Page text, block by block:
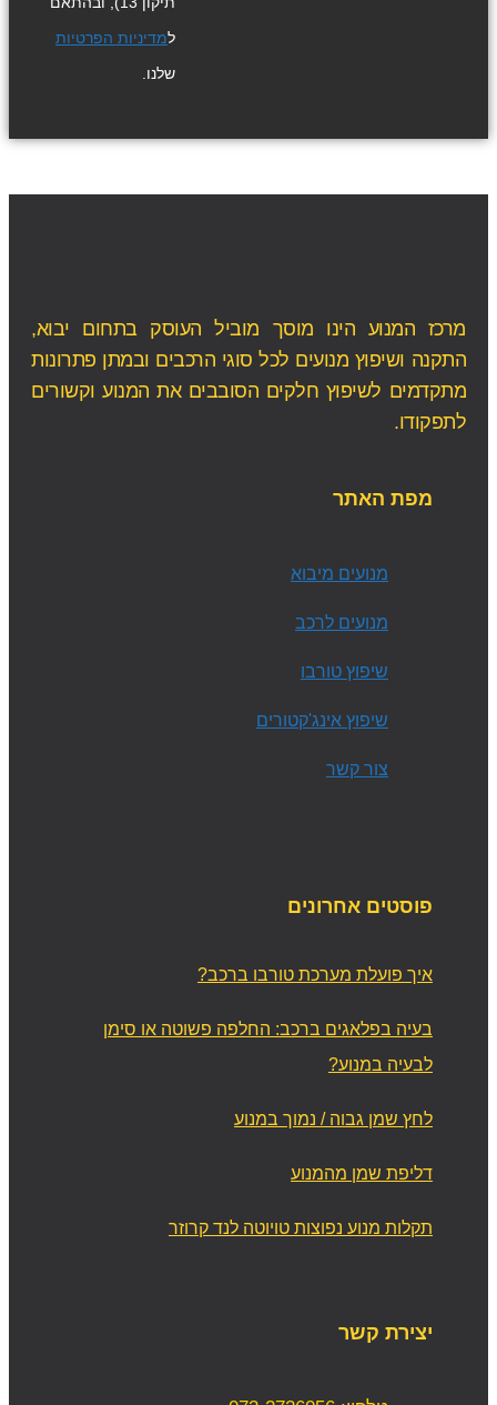
למדיניות הפרטיות
שלנו.
מרכז המנוע הינו מוסך מוביל העוסק בתחום יבוא,
התקנה ושיפוץ מנועים לכל סוגי הרכבים ובמתן פתרונות
מתקדמים לשיפוץ חלקים הסובבים את המנוע וקשורים
לתפקודו.
מפת האתר
מנועים מיבוא
מנועים לרכב
שיפוץ טורבו
שיפוץ אינג'קטורים
צור קשר
פוסטים אחרונים
איך פועלת מערכת טורבו ברכב?
בעיה בפלאגים ברכב: החלפה פשוטה או סימן
לבעיה במנוע?
לחץ שמן גבוה / נמוך במנוע
דליפת שמן מהמנוע
תקלות מנוע נפוצות טויוטה לנד קרוזר
יצירת קשר